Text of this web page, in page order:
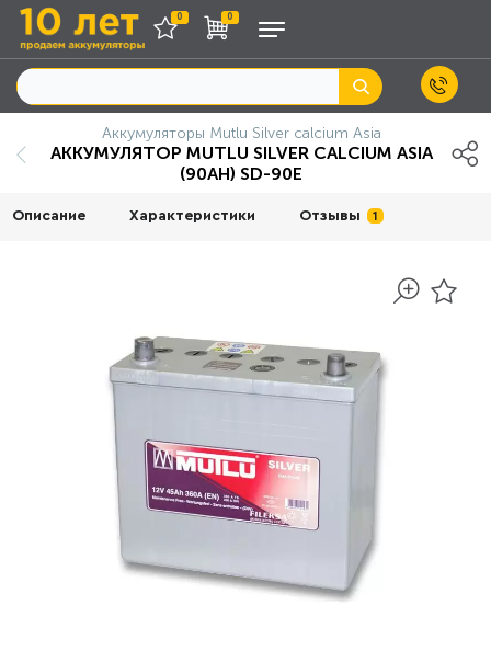
0 0
Аккумуляторы Mutlu Silver calcium Asia
АККУМУЛЯТОР MUTLU SILVER CALCIUM ASIA
(90AH) SD-90E
Описание Характеристики Отзывы 1